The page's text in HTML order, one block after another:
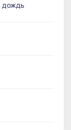
дождь